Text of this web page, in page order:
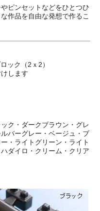
ピンセットなどをひとつひ
作品を自由な発想で作るこ
ック（2ｘ2）
します
ク・ダークブラウン・グレ
バーグレー・ベージュ・ブ
・ライトグリーン・ライト
ダイロ・クリーム・クリア